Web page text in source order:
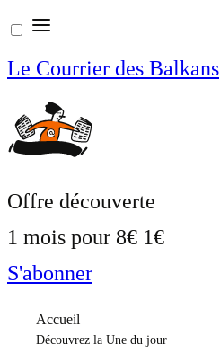
Aller
au
contenu
Le Courrier des Balkans
Offre découverte
1 mois pour 8€ 1€
S'abonner
Accueil
Découvrez la Une du jour